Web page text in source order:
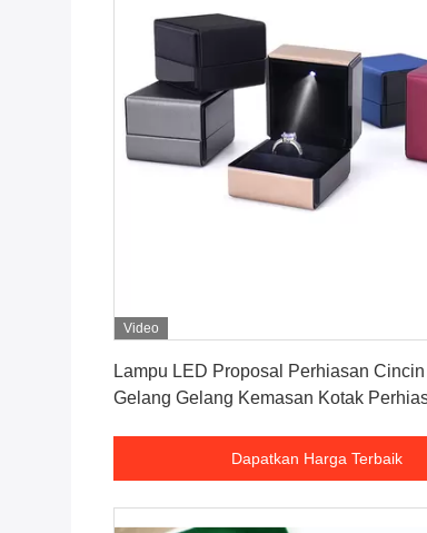
Video
Lampu LED Proposal Perhiasan
Gelang Gelang Kemasan Kotak
Dapatkan Harga Terbaik